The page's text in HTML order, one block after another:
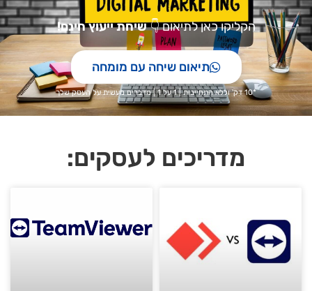
הקליקו כאן לתיאום👇שיחת ייעוץ חינם!
תיאום שיחה עם מומחה
*10 דק' וללא התחייבות | 1 על 1 | מדברים מעשית על העסק שלך
מדריכים לעסקים: